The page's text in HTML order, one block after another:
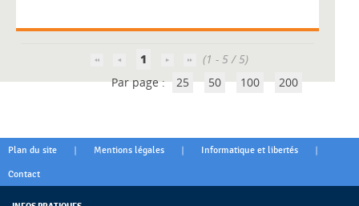
1
(1 - 5 / 5)
Par page : 25 50 100 200
Plan du site | Mentions légales | Informatique et libertés |
Contact